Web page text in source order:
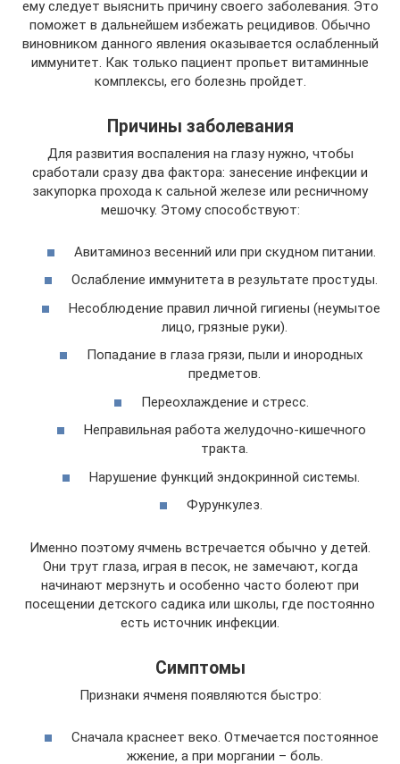
ему следует выяснить причину своего заболевания. Это
поможет в дальнейшем избежать рецидивов. Обычно
виновником данного явления оказывается ослабленный
иммунитет. Как только пациент пропьет витаминные
комплексы, его болезнь пройдет.
Причины заболевания
Для развития воспаления на глазу нужно, чтобы
сработали сразу два фактора: занесение инфекции и
закупорка прохода к сальной железе или ресничному
мешочку. Этому способствуют:
Авитаминоз весенний или при скудном питании.
Ослабление иммунитета в результате простуды.
Несоблюдение правил личной гигиены (неумытое
лицо, грязные руки).
Попадание в глаза грязи, пыли и инородных
предметов.
Переохлаждение и стресс.
Неправильная работа желудочно-кишечного
тракта.
Нарушение функций эндокринной системы.
Фурункулез.
Именно поэтому ячмень встречается обычно у детей.
Они трут глаза, играя в песок, не замечают, когда
начинают мерзнуть и особенно часто болеют при
посещении детского садика или школы, где постоянно
есть источник инфекции.
Симптомы
Признаки ячменя появляются быстро:
Сначала краснеет веко. Отмечается постоянное
жжение, а при моргании – боль.